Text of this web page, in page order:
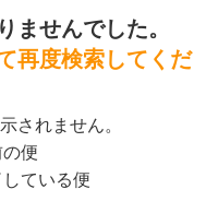
ませんでした。
再度検索してくだ
されません。
便
ている便